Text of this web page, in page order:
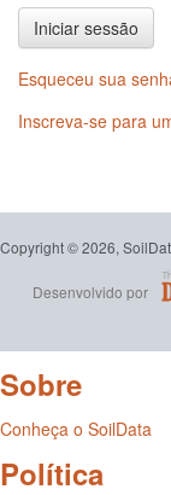
Iniciar sessão
Esqueceu sua
Inscreva-se para
Copyright © 2026,
Desenvolvido por
Sobre
Conheça o SoilData
Política